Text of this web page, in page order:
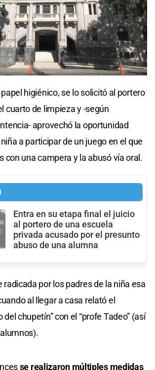
higiénico, se lo solicitó al portero
cuarto de limpieza y -según
aprovechó la oportunidad
a participar de un juego en el que
con una campera y la abusó vía oral.
Entra en su etapa final el juicio
al portero de una escuela
privada acusado por el presunto
abuso de una alumna
radicada por los padres de la niña esa
al llegar a casa relató el
del chupetín” con el “profe Tadeo” (así
se realizaron múltiples medidas